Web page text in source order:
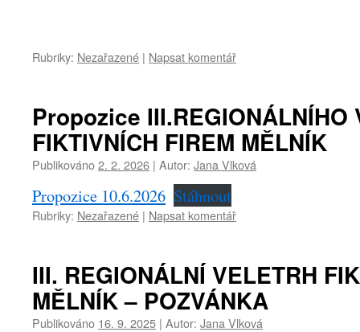
Rubriky: Nezařazené | Napsat komentář
Propozice III.REGIONÁLNÍHO
FIKTIVNÍCH FIREM MĚLNÍK
Publikováno2. 2. 2026 | Autor: Jana Vlková
Propozice 10.6.2026 Stáhnout
Rubriky: Nezařazené | Napsat komentář
III. REGIONÁLNÍ VELETRH
MĚLNÍK – POZVÁNKA
Publikováno 16. 9. 2025 | Autor: Jana Vlková